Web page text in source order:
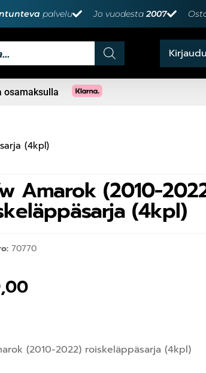
palvelu Jo vuodesta2007
osamaksulla
(4kpl)
Amarok (2010-
(4kpl)
70770
(2010-2022) roiskeläppäsarja (4kpl)